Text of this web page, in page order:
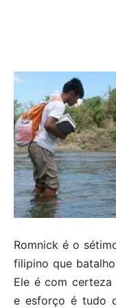
Romnick é o
filipino que
Ele é com certeza
e esforço é tudo